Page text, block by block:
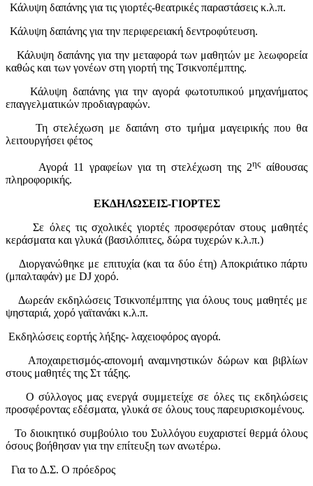
Κάλυψη δαπάνης για τις γιορτές-θεατρικές παραστάσεις κ.λ.π.
Κάλυψη δαπάνης για την περιφερειακή δεντροφύτευση.
Κάλυψη δαπάνης για την μεταφορά των μαθητών με λεωφορεία
καθώς και των γονέων στη γιορτή της Τσικνοπέμπτης.
Κάλυψη δαπάνης για την αγορά φωτοτυπικού μηχανήματος
επαγγελματικών προδιαγραφών.
Τη στελέχωση με δαπάνη στο τμήμα μαγειρικής που θα
λειτουργήσει φέτος
Αγορά 11 γραφείων για τη στελέχωση της 2ης αίθουσας
πληροφορικής.
ΕΚΔΗΛΩΣΕΙΣ-ΓΙΟΡΤΕΣ
Σε όλες τις σχολικές γιορτές προσφερόταν στους μαθητές
κεράσματα και γλυκά (βασιλόπιτες, δώρα τυχερών κ.λ.π.)
Διοργανώθηκε με επιτυχία (και τα δύο έτη) Αποκριάτικο πάρτυ
(μπαλταφάν) με DJ χορό.
Δωρεάν εκδηλώσεις Τσικνοπέμπτης για όλους τους μαθητές με
ψησταριά, χορό γαϊτανάκι κ.λ.π.
Εκδηλώσεις εορτής λήξης- λαχειοφόρος αγορά.
Αποχαιρετισμός-απονομή αναμνηστικών δώρων και βιβλίων
στους μαθητές της Στ τάξης.
Ο σύλλογος μας ενεργά συμμετείχε σε όλες τις εκδηλώσεις
προσφέροντας εδέσματα, γλυκά σε όλους τους παρευρισκομένους.
Το διοικητικό συμβούλιο του Συλλόγου ευχαριστεί θερμά όλους
όσους βοήθησαν για την επίτευξη των ανωτέρω.
το Δ.Σ. Ο πρόεδρος